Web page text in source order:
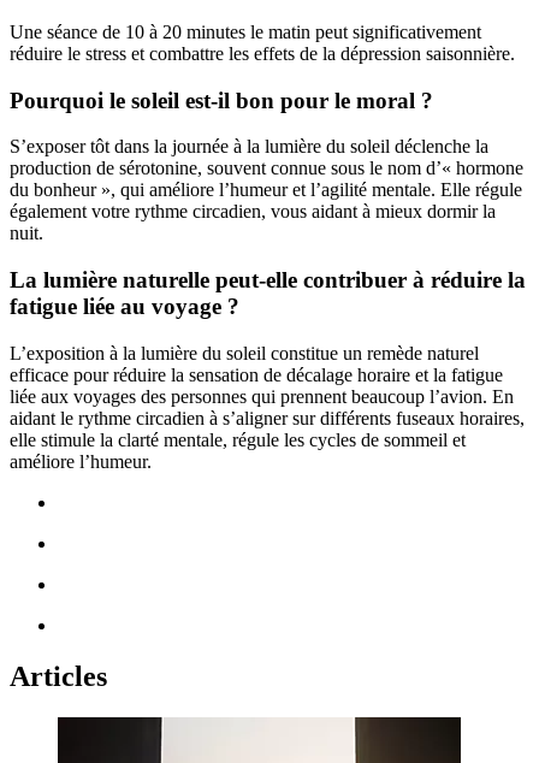
Une séance de 10 à 20 minutes le matin peut significativement
réduire le stress et combattre les effets de la dépression saisonnière.
Pourquoi le soleil est-il bon pour le moral ?
S’exposer tôt dans la journée à la lumière du soleil déclenche la
production de sérotonine, souvent connue sous le nom d’« hormone
du bonheur », qui améliore l’humeur et l’agilité mentale. Elle régule
également votre rythme circadien, vous aidant à mieux dormir la
nuit.
La lumière naturelle peut-elle contribuer à réduire la
fatigue liée au voyage ?
L’exposition à la lumière du soleil constitue un remède naturel
efficace pour réduire la sensation de décalage horaire et la fatigue
liée aux voyages des personnes qui prennent beaucoup l’avion. En
aidant le rythme circadien à s’aligner sur différents fuseaux horaires,
elle stimule la clarté mentale, régule les cycles de sommeil et
améliore l’humeur.
Articles